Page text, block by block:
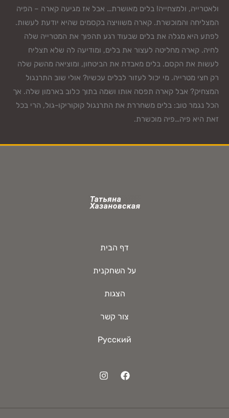
ולאטרייה, ולמצחייה! בלים מאושרת… אבל אז מגיעה קארה – הפיה
המצליחה והמוכשרת. קארה משוויצה בקסמים שהיא יודעת לעשות.
לפתע היא מגלה את בלים שבעוד רגע תהפוך את המטרייה שלה
לחיה. קארה מחליטה לעצור את בלים, ומודיעה לה שלא תצליח
לעשות את הקסם. בלים מאבדת את הביטחון, ומוציאה מהשק שלה
רק חצי מטרייה. מי יכול לעזור לבלים עכשיו? אולי שוב התרנגול
המצחיק? אבל קארה תפסה אותו ושמה בתוך כלוב בארמון שלה. אך
הכל נגמר טוב: בלים משחררת את התרנגול קוקוריקו-גול, הרי בכל
זאת היא פיה…פיה מוכשרת.
דף הבית
על השחקנית
הצגות
צור קשר
Русский